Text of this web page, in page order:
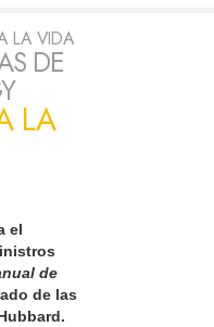
LA VIDA
DE
LA
el
de
de las